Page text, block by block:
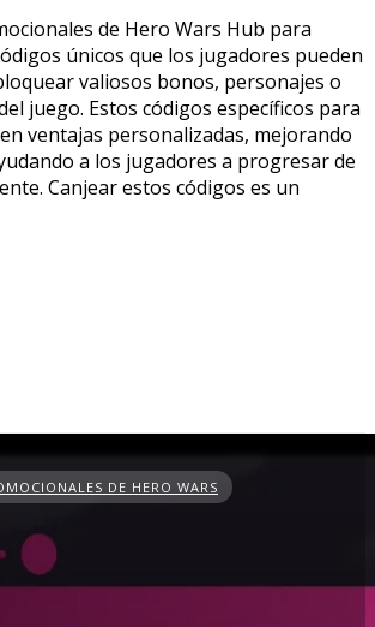
de Hero Wars Hub para
únicos que los jugadores pueden
valiosos bonos, personajes o
juego. Estos códigos específicos para
ventajas personalizadas, mejorando
a los jugadores a progresar de
Canjear estos códigos es un
DE HERO WARS